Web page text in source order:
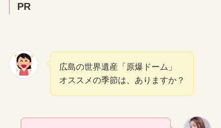
PR
広島の世界遺産「原爆ドーム」
オススメの季節は、ありますか？